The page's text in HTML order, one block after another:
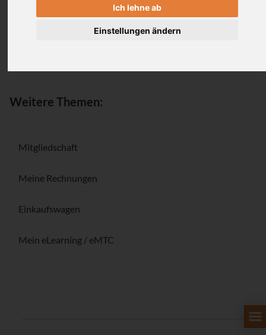
Ich lehne ab
Einstellungen ändern
Passwort vergessen / Registrieren
Weitere Themen:
Mitgliedschaft
Meine Rechnungen
Einkaufswagen
Mein eLearning / eMTC